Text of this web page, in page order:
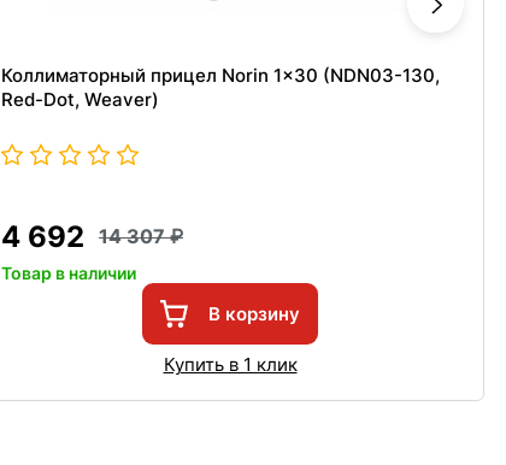
Коллиматорный прицел Norin 1x30 (NDN03-130,
Red-Dot, Weaver)
4 692 14 307
Товар в наличии
В корзину
Купить в 1 клик